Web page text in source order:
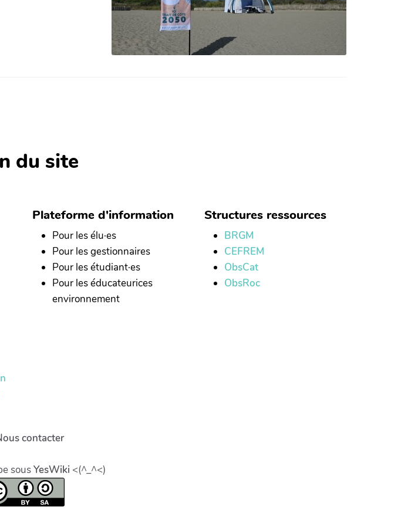
du site
Plateforme d'information
Pour les élu·es
Pour les gestionnaires
Pour les étudiant·es
Pour les éducateurices
environnement
Structures ressources
BRGM
CEFREM
ObsCat
ObsRoc
contacter
sousYesWiki <(^_^<)